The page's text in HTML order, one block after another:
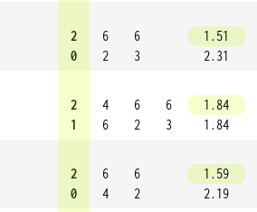
2
0
6
2
6
3
1.51
2.31
2
1
4
6
6
2
6
3
1.84
1.84
2
0
6
4
6
2
1.59
2.19